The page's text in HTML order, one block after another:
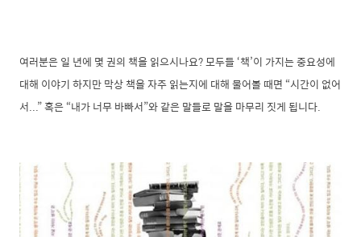
여러분은 일 년에 몇 권의 책을 읽으시나요? 모두들 ‘책’이 가지는 중요성에
대해 이야기 하지만 막상 책을 자주 읽는지에 대해 물어볼 때면 “시간이 없어
서...” 혹은 “내가 너무 바빠서”와 같은 말들로 말을 마무리 짓게 됩니다.